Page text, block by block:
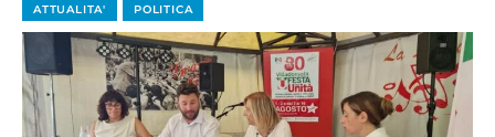
ATTUALITA' POLITICA